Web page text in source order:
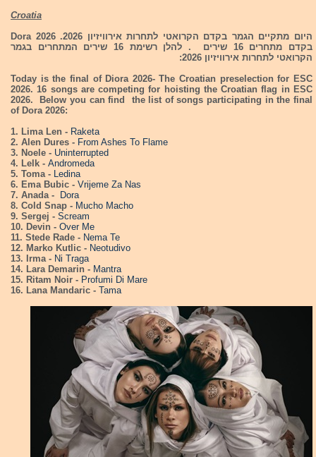
Croatia
היום מתקיים הגמר בקדם הקרואטי לתחרות אירוויזיון 2026. Dora 2026
בקדם מתחרים 16 שירים . להלן רשימת 16 שירים המתחרים בגמר
הקרואטי לתחרות אירוויזיון 2026:
Today is the final of Diora 2026- The Croatian preselection for ESC
2026. 16 songs are competing for hoisting the Croatian flag in ESC
2026. Below you can find the list of songs participating in the final
of Dora 2026:
1. Lima Len - Raketa
2. Alen Dures - From Ashes To Flame
3. Noele - Uninterrupted
4. Lelk - Andromeda
5. Toma -
Ledina
6. Ema Bubic - Vrijeme Za Nas
7. Anada -
Dora
8. Cold Snap - Mucho Macho
9. Sergej - Scream
10. Devin - Over Me
11. Stede Rade - Nema Te
12. Marko Kutlic - Neotudivo
13. Irma - Ni Traga
14. Lara Demarin - Mantra
15. Ritam Noir - Profumi Di Mare
16. Lana Mandaric - Tama